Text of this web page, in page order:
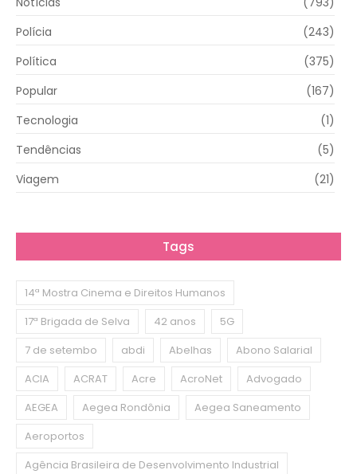
Polícia
(243)
Política
(375)
Popular
(167)
Tecnologia
(1)
Tendências
(5)
Viagem
(21)
Tags
14ª Mostra Cinema e Direitos Humanos
17ª Brigada de Selva
42 anos
5G
7 de setembo
abdi Abelhas
Abono Salarial
ACIA
ACRAT Acre AcroNet
Advogado
AEGEA
Aegea Rondônia
Aegea Saneamento
Aeroportos
Agência Brasileira de Desenvolvimento Industrial